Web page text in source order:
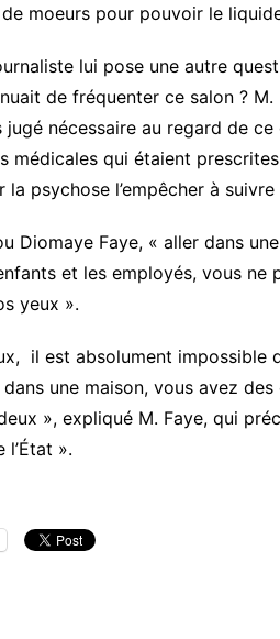
moeurs pour pouvoir le
lui pose une autre
de fréquenter ce salon ? M.
jugé nécessaire au regard de
médicales qui étaient
la psychose l’empêcher à
Diomaye Faye, « aller dans
et les employés, vous
yeux ».
il est absolument impossible
une maison, vous avez
», expliqué M. Faye, qui
l’État ».